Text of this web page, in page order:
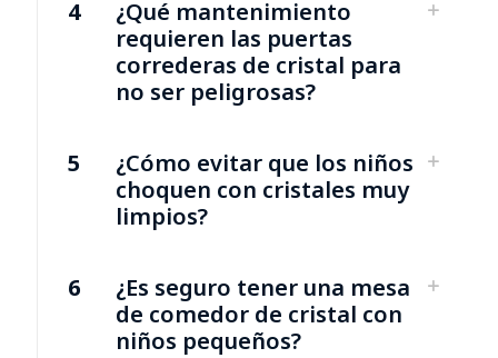
4
¿Qué mantenimiento
requieren las puertas
correderas de cristal para
no ser peligrosas?
5
¿Cómo evitar que los niños
choquen con cristales muy
limpios?
6
¿Es seguro tener una mesa
de comedor de cristal con
niños pequeños?